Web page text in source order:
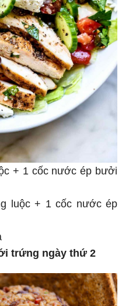
+ 1 cốc nước ép bưởi
luộc + 1 cốc nước ép
trứng ngày thứ 2